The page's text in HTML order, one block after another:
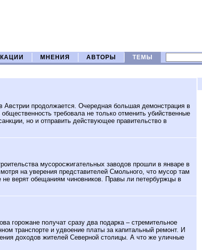
МНЕНИЯ АВТОРЫ ТЕМЫ
Австрии продолжается. Очередная большая демонстрация в
требовала не только отменить убийственные
но и отправить действующее правительство в
мусоросжигательных заводов прошли в январе в
на уверения представителей Смольного, что мусор там
не верят обещаниям чиновников. Правы ли петербуржцы в
горожане получат сразу два подарка – стремительное
транспорте и удвоение платы за капитальный ремонт. И
доходов жителей Северной столицы. А что же уличные